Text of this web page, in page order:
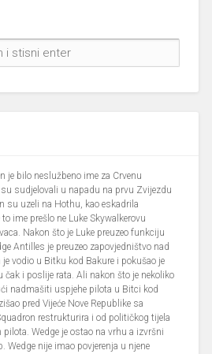
je bilo neslužbeno ime za Crvenu
sudjelovali u napadu na prvu Zvijezdu
su uzeli na Hothu, kao eskadrila
ime prešlo ne Luke Skywalkerovu
Nakon što je Luke preuzeo funkciju
Antilles je preuzeo zapovjedništvo nad
vodio u Bitku kod Bakure i pokušao je
čak i poslije rata. Ali nakon što je nekoliko
nadmašiti uspjehe pilota u Bitci kod
pred Vijeće Nove Republike sa
restrukturira i od političkog tijela
Wedge je ostao na vrhu a izvršni
Wedge nije imao povjerenja u njene